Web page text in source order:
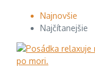
Najnovšie
Najčítanejšie